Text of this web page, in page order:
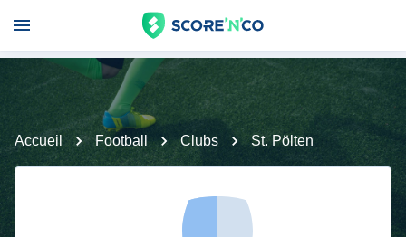
Accueil Football Clubs St. Pölten